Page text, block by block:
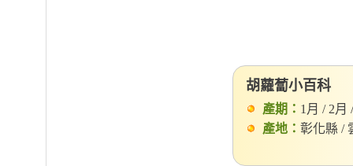
胡蘿蔔小百科
產期： 1月 / 2月
產地： 彰化縣 /